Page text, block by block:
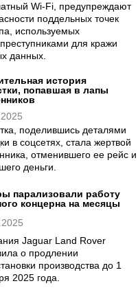
Wi-Fi, предупреждают
поддельных точек
используемых
для кражи
данных.
история
попавшая в лапы
поделившись деталями
в соцсетях, стала жертвой
отменившего ее рейс и
деньги.
парализовали работу
концерна на месяцы
Jaguar Land Rover
о продлении
производства до 1
2025 года.